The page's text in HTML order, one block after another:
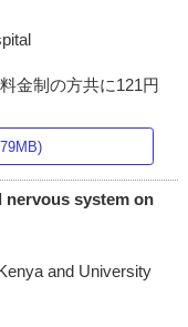
金制の方共に121円
nervous system on
and University